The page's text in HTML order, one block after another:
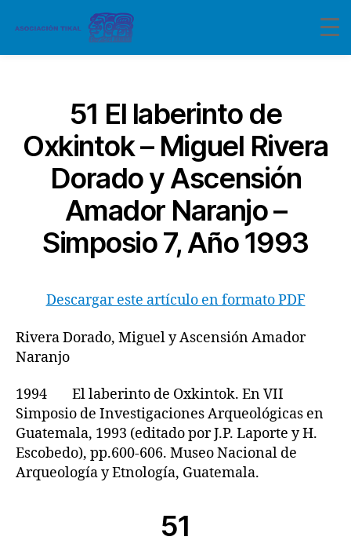
51 El laberinto de
Oxkintok – Miguel Rivera
Dorado y Ascensión
Amador Naranjo –
Simposio 7, Año 1993
Descargar este artículo en formato PDF
Rivera Dorado, Miguel y Ascensión Amador
Naranjo
1994 El laberinto de Oxkintok. En VII
Simposio de Investigaciones Arqueológicas en
Guatemala, 1993 (editado por J.P. Laporte y H.
Escobedo), pp.600-606. Museo Nacional de
Arqueología y Etnología, Guatemala.
51